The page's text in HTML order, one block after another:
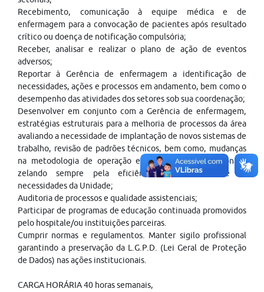
Recebimento, comunicação à equipe médica e de
enfermagem para a convocação de pacientes após resultado
crítico ou doença de notificação compulsória;
Receber, analisar e realizar o plano de ação de eventos
adversos;
Reportar à Gerência de enfermagem a identificação de
necessidades, ações e processos em andamento, bem como o
desempenho das atividades dos setores sob sua coordenação;
Desenvolver em conjunto com a Gerência de enfermagem,
estratégias estruturais para a melhoria de processos da área
avaliando a necessidade de implantação de novos sistemas de
trabalho, revisão de padrões técnicos, bem como, mudanças
na metodologia de operação e conduta dos profissionais,
zelando sempre pela eficiência da área frente às
necessidades da Unidade;
Auditoria de processos e qualidade assistenciais;
Participar de programas de educação continuada promovidos
pelo hospitale/ou instituições parceiras.
Cumprir normas e regulamentos. Manter sigilo profissional
garantindo a preservação da L.G.P.D. (Lei Geral de Proteção
de Dados) nas ações institucionais.
CARGA HORÁRIA 40 horas semanais,